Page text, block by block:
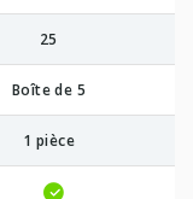
25
Boîte de 5
1 pièce